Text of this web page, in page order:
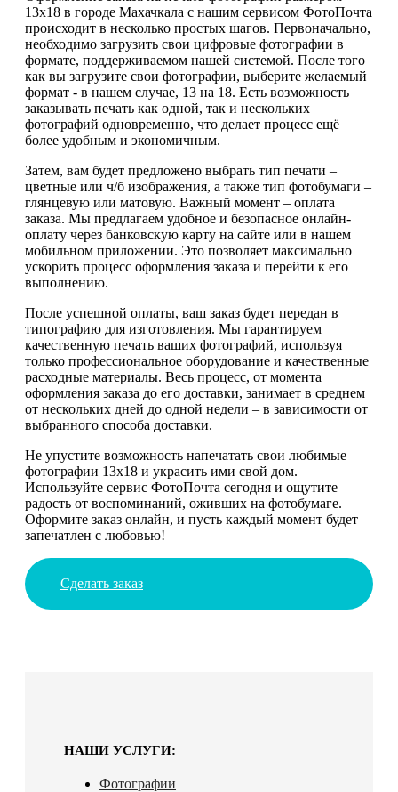
13х18 в городе Махачкала с нашим сервисом ФотоПочта
происходит в несколько простых шагов. Первоначально,
необходимо загрузить свои цифровые фотографии в
формате, поддерживаемом нашей системой. После того
как вы загрузите свои фотографии, выберите желаемый
формат - в нашем случае, 13 на 18. Есть возможность
заказывать печать как одной, так и нескольких
фотографий одновременно, что делает процесс ещё
более удобным и экономичным.
Затем, вам будет предложено выбрать тип печати –
цветные или ч/б изображения, а также тип фотобумаги –
глянцевую или матовую. Важный момент – оплата
заказа. Мы предлагаем удобное и безопасное онлайн-
оплату через банковскую карту на сайте или в нашем
мобильном приложении. Это позволяет максимально
ускорить процесс оформления заказа и перейти к его
выполнению.
После успешной оплаты, ваш заказ будет передан в
типографию для изготовления. Мы гарантируем
качественную печать ваших фотографий, используя
только профессиональное оборудование и качественные
расходные материалы. Весь процесс, от момента
оформления заказа до его доставки, занимает в среднем
от нескольких дней до одной недели – в зависимости от
выбранного способа доставки.
Не упустите возможность напечатать свои любимые
фотографии 13х18 и украсить ими свой дом.
Используйте сервис ФотоПочта сегодня и ощутите
радость от воспоминаний, оживших на фотобумаге.
Оформите заказ онлайн, и пусть каждый момент будет
запечатлен с любовью!
Сделать заказ
НАШИ УСЛУГИ:
Фотографии